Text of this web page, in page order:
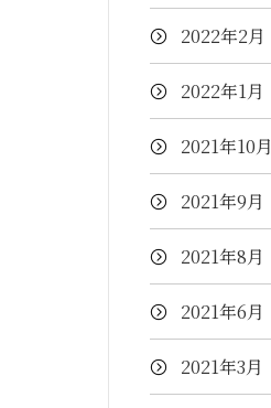
2022年2月
2022年1月
2021年10月
2021年9月
2021年8月
2021年6月
2021年3月